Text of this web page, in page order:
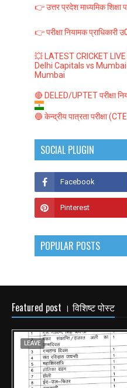
👉 उत्तर प्रदेश माध्यमिक शिक्षा
👉 परीक्षा नियामक प्राधिकारी
💥 LATEST CRICKET LIVE
Delhi Capitals vs
Mumbai
🔴 DELED/UPTET परीक्षा
🔵 केन्द्रीय पात्रता परीक्षा
SOCIAL PLUGIN
POPULAR POSTS
Featured post । विशिष्ट पोस्ट
LEAVE